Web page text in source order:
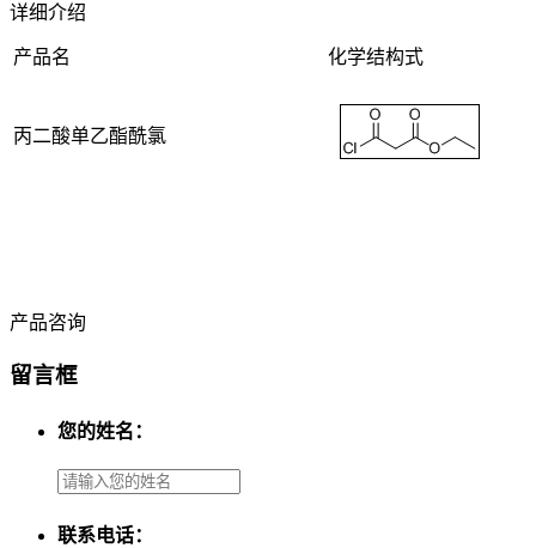
详细介绍
产品名 化学结构式
丙二酸单乙酯酰氯
产品咨询
留言框
您的姓名：
联系电话：